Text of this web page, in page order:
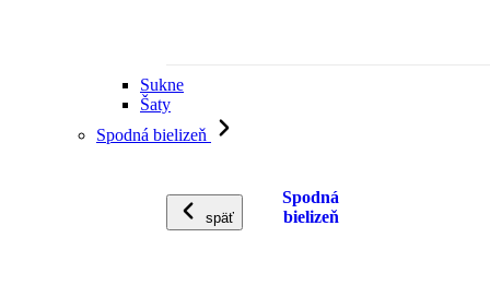
Sukne
Šaty
Spodná bielizeň
späť
Spodná
bielizeň